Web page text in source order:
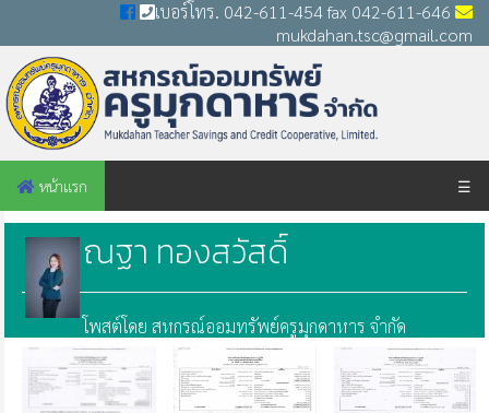
เบอร์โทร. 042-611-454 fax 042-611-646
mukdahan.tsc@gmail.com
หน้าแรก ☰
ณฐา ทองสวัสดิ์
โพสต์โดย สหกรณ์ออมทรัพย์ครูมุกดาหาร จำกัด